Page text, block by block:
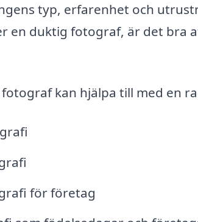
typ, erfarenhet och
en duktig fotograf, är det bra
kan hjälpa till med en
för företag